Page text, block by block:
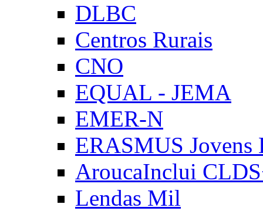
DLBC
Centros Rurais
CNO
EQUAL - JEMA
EMER-N
ERASMUS Jovens
AroucaInclui
Lendas Mil